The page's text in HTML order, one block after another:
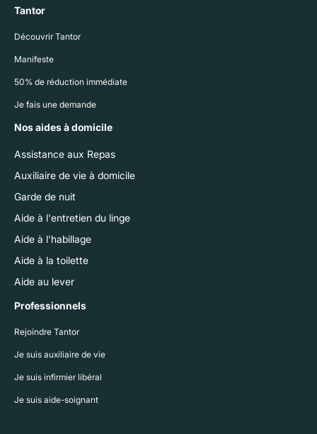
Tantor
Découvrir Tantor
Manifeste
50% de réduction immédiate
Je fais une demande
Nos aides à domicile
Assistance aux Repas
Auxiliaire de vie à domicile
Garde de nuit
Aide à l'entretien du linge
Aide à l'habillage
Aide à la toilette
Aide au lever
Professionnels
Rejoindre Tantor
Je suis auxiliaire de vie
Je suis infirmier libéral
Je suis aide-soignant